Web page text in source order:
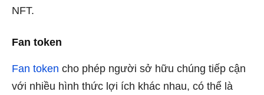
NFT.
Fan token
Fan token cho phép người sở hữu chúng tiếp cận
với nhiều hình thức lợi ích khác nhau, có thể là